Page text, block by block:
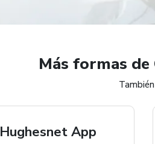
Más formas
Hughesnet App